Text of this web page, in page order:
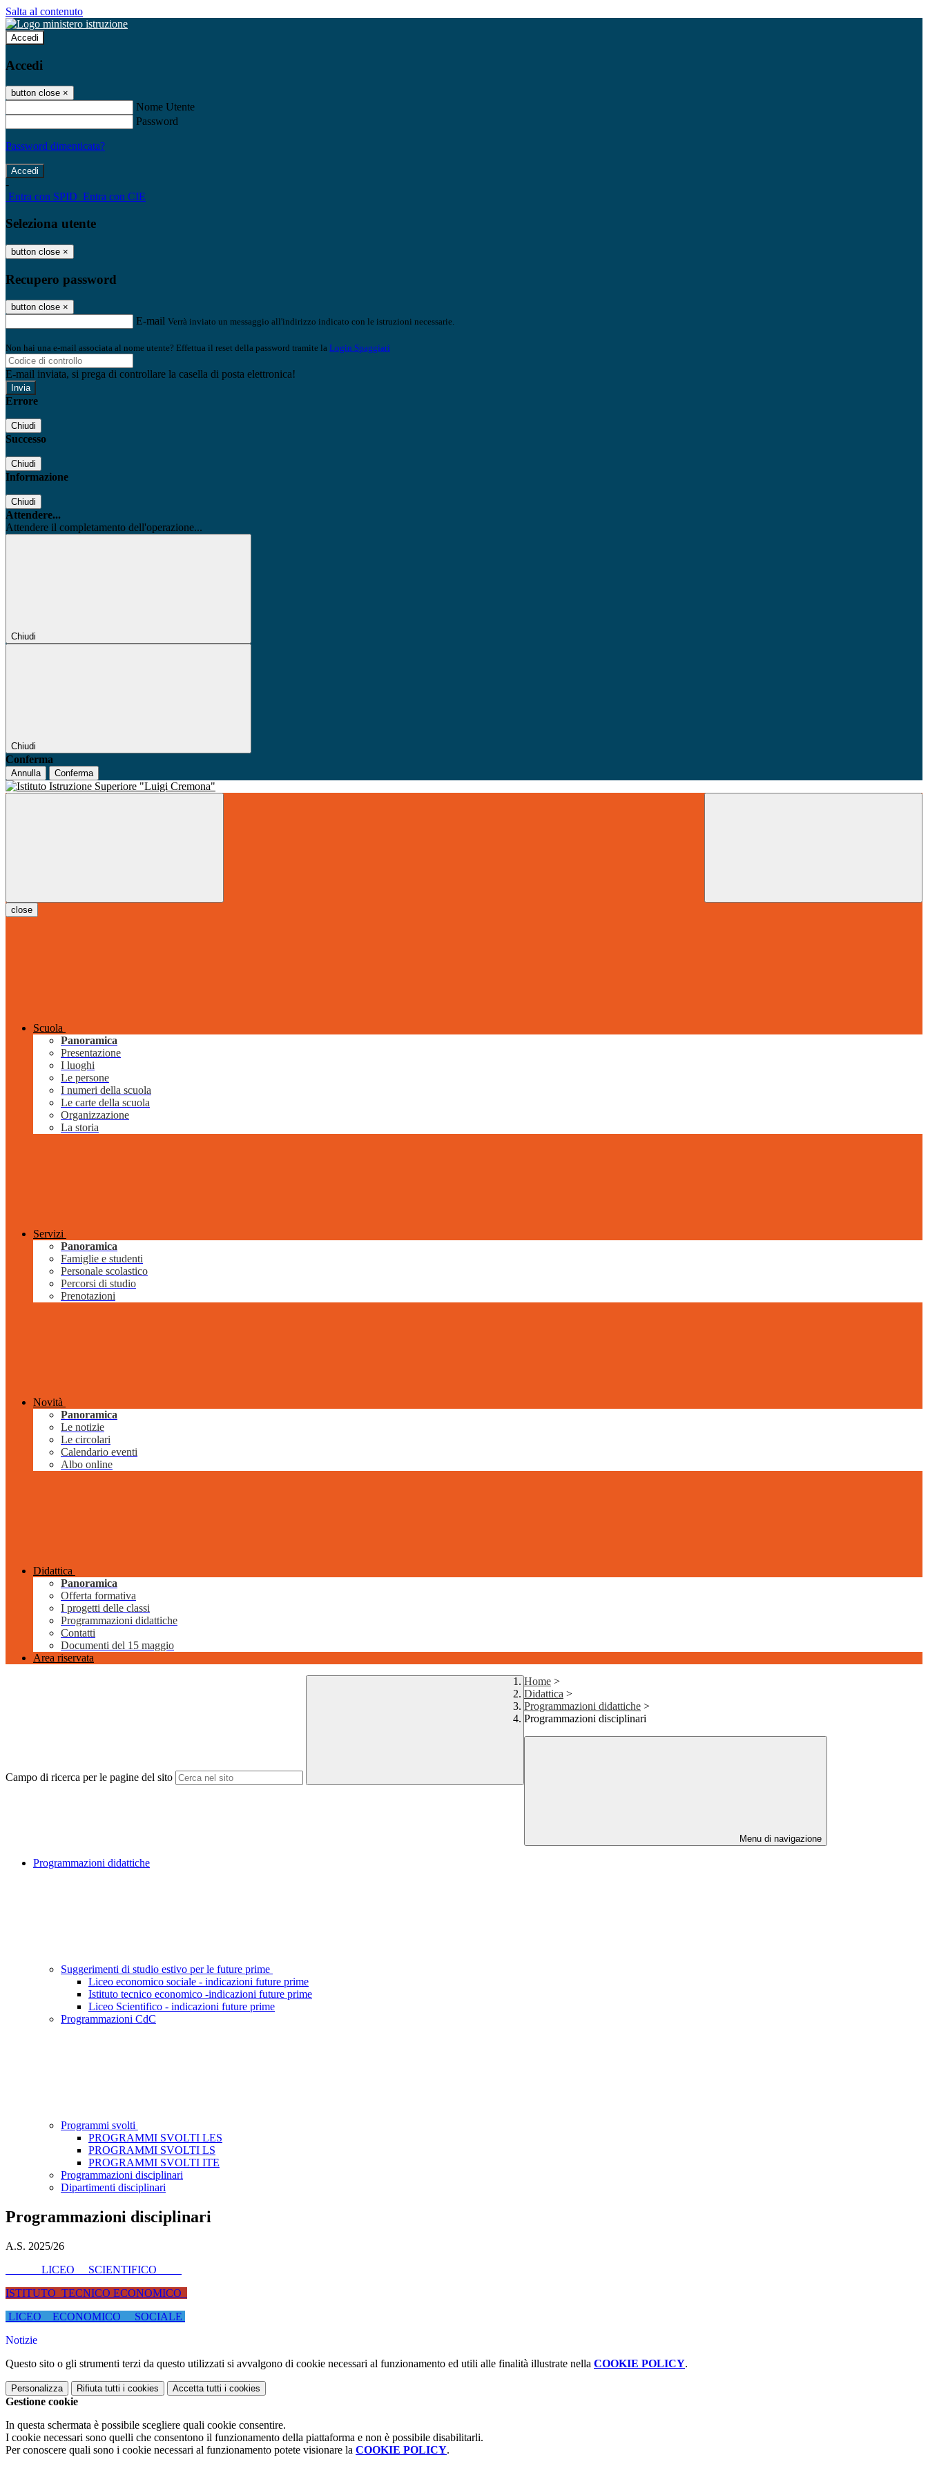
Salta al contenuto
Accedi
Accedi
button close ×
Nome Utente
Password
Password dimenticata?
-
Entra con SPID Entra con CIE
Seleziona utente
button close ×
Recupero password
button close ×
E-mail Verrà inviato un messaggio all'indirizzo indicato con le istruzioni necessarie.
Non hai una e-mail associata al nome utente? Effettua il reset della password tramite la Login Spaggiari
E-mail inviata, si prega di controllare la casella di posta elettronica!
Errore
Chiudi
Successo
Chiudi
Informazione
Chiudi
Attendere...
Attendere il completamento dell'operazione...
Chiudi
Chiudi
Conferma
Annulla Conferma
close
Scuola
Panoramica
Presentazione
I luoghi
Le persone
I numeri della scuola
Le carte della scuola
Organizzazione
La storia
Servizi
Panoramica
Famiglie e studenti
Personale scolastico
Percorsi di studio
Prenotazioni
Novità
Panoramica
Le notizie
Le circolari
Calendario eventi
Albo online
Didattica
Panoramica
Offerta formativa
I progetti delle classi
Programmazioni didattiche
Contatti
Documenti del 15 maggio
Area riservata
Campo di ricerca per le pagine del sito
Home >
Didattica >
Programmazioni didattiche >
Programmazioni disciplinari
Menu di navigazione
Programmazioni didattiche
Suggerimenti di studio estivo per le future prime
Liceo economico sociale - indicazioni future prime
Istituto tecnico economico -indicazioni future prime
Liceo Scientifico - indicazioni future prime
Programmazioni CdC
Programmi svolti
PROGRAMMI SVOLTI LES
PROGRAMMI SVOLTI LS
PROGRAMMI SVOLTI ITE
Programmazioni disciplinari
Dipartimenti disciplinari
Programmazioni disciplinari
A.S. 2025/26
LICEO SCIENTIFICO
ISTITUTO TECNICO ECONOMICO
LICEO ECONOMICO SOCIALE
Notizie
Questo sito o gli strumenti terzi da questo utilizzati si avvalgono di cookie necessari al funzionamento ed utili alle finalità illustrate nella COOKIE POLICY.
Personalizza Rifiuta tutti i cookies Accetta tutti i cookies
Gestione cookie
In questa schermata è possibile scegliere quali cookie consentire.
I cookie necessari sono quelli che consentono il funzionamento della piattaforma e non è possibile disabilitarli.
Per conoscere quali sono i cookie necessari al funzionamento potete visionare la COOKIE POLICY.